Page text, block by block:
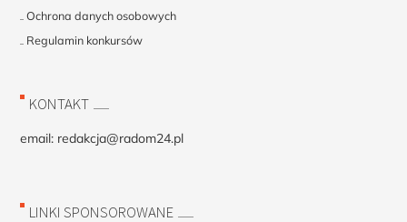
Ochrona danych osobowych
Regulamin konkursów
KONTAKT
email: redakcja@radom24.pl
LINKI SPONSOROWANE